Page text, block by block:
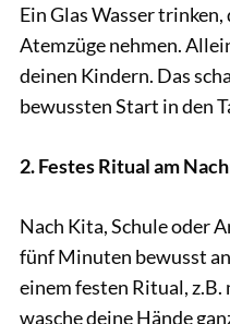
Ein Glas Wasser
Atemzüge nehmen.
deinen Kindern. Das
bewussten Start in den
2. Festes Ritual am
Nach Kita, Schule oder
fünf Minuten bewusst
einem festen Ritual,
wasche deine Hände